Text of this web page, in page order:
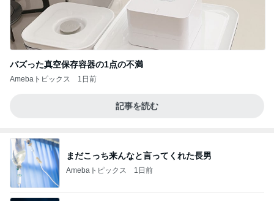
バズった真空保存容器の1点の不満
Amebaトピックス 1日前
記事を読む
まだこっち来んなと言ってくれた長男
Amebaトピックス 1日前